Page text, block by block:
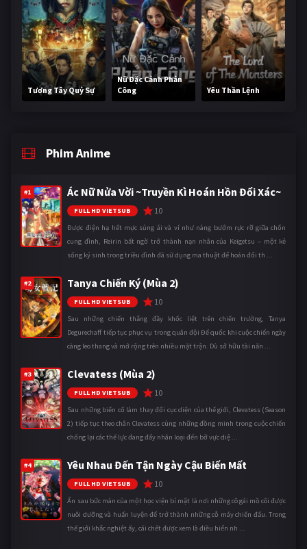
Tương Tây Quỷ Sự
Nữ Đặc Cảnh Phản
Công
Yêu Thần Lệnh
Phim Anime
#1 Ác Nữ Nửa Vời ~Truyền Kì Hoán Hồn Đổi Xác~
FULL HD VIETSUB 10
Được điện hạ hết mực sủng ái và ví như nàng bướm rực rỡ giữa chốn
cung đình, Reirin bất ngờ trở thành nạn nhân của Keigetsu – một kẻ
sống ký sinh trong triều đình đã sử dụng ma thuật để hoán đổi th ...
#2 Tanya Chiến Ký (Mùa 2)
FULL HD VIETSUB 10
Sau những chiến thắng đầy khốc liệt trên chiến trường, Tanya
Degurechaff tiếp tục phục vụ trong quân đội Đế quốc khi cuộc chiến ngày
càng leo thang và mở rộng trên nhiều mặt trận. Dù sở hữu tài năn ...
#3 Clevatess (Mùa 2)
FULL HD VIETSUB 10
Sau những biến cố làm thay đổi cục diện của thế giới, Clevatess (Season
2) tiếp tục theo chân Clevatess cùng những đồng minh trong cuộc chiến
chống lại các thế lực đang đẩy nhân loại đến bờ vực diệ ...
#4 Yêu Nhau Đến Tận Ngày Cậu Biến Mất
FULL HD VIETSUB 10
Ẩn sau bức màn của một học viện bí mật là nơi những cô gái mồ côi được
nuôi dưỡng và huấn luyện để trở thành những cỗ máy chiến đấu. Trong
thế giới khắc nghiệt ấy, cái chết được xem là điều hiển nh ...